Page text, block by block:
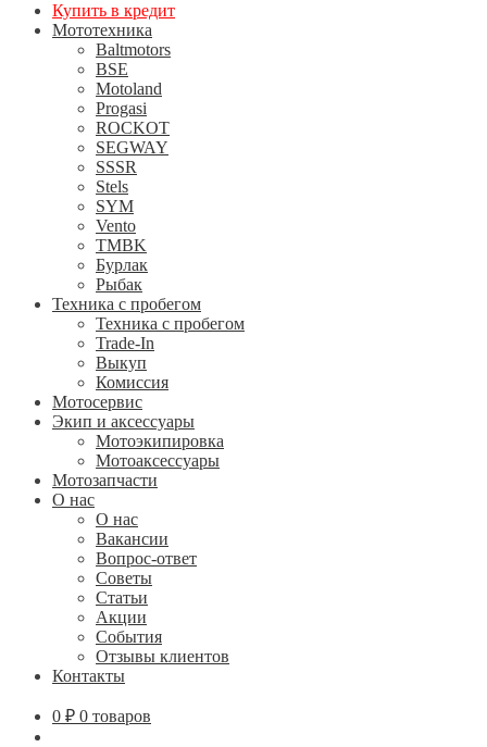
Купить в кредит
Мототехника
Baltmotors
BSE
Motoland
Progasi
ROCKOT
SEGWAY
SSSR
Stels
SYM
Vento
TMBK
Бурлак
Рыбак
Техника с пробегом
Техника с пробегом
Trade-In
Выкуп
Комиссия
Мотосервис
Экип и аксессуары
Мотоэкипировка
Мотоаксессуары
Мотозапчасти
О нас
О нас
Вакансии
Вопрос-ответ
Советы
Статьи
Акции
События
Отзывы клиентов
Контакты
0 ₽ 0 товаров